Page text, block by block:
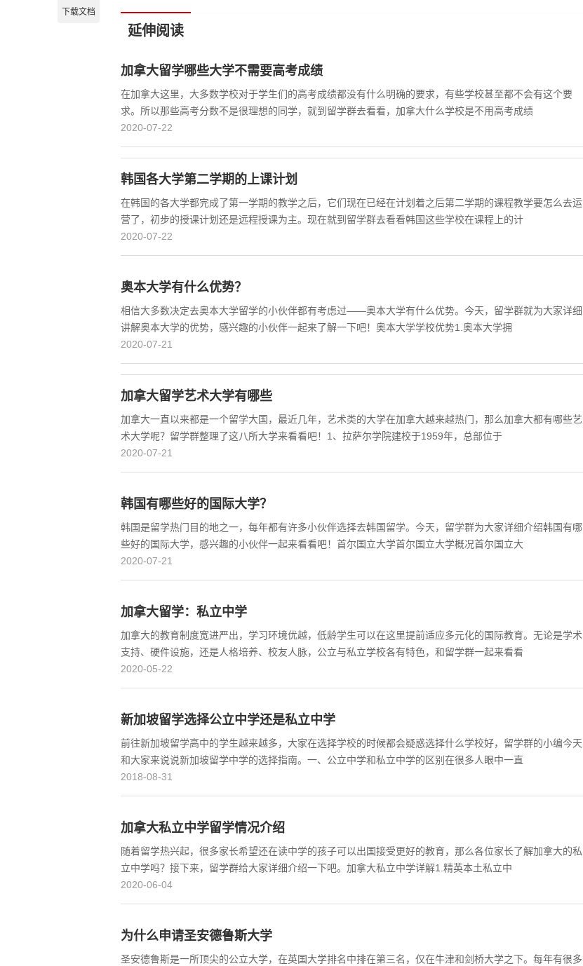
延伸阅读
加拿大留学哪些大学不需要高考成绩
在加拿大这里，大多数学校对于学生们的高考成绩都没有什么明确的要求，有些学校甚至都不会有这个要
求。所以那些高考分数不是很理想的同学，就到留学群去看看，加拿大什么学校是不用高考成绩
2020-07-22
韩国各大学第二学期的上课计划
在韩国的各大学都完成了第一学期的教学之后，它们现在已经在计划着之后第二学期的课程教学要怎么去运
营了，初步的授课计划还是远程授课为主。现在就到留学群去看看韩国这些学校在课程上的计
2020-07-22
奥本大学有什么优势？
相信大多数决定去奥本大学留学的小伙伴都有考虑过——奥本大学有什么优势。今天，留学群就为大家详细
讲解奥本大学的优势，感兴趣的小伙伴一起来了解一下吧！奥本大学学校优势1.奥本大学拥
2020-07-21
加拿大留学艺术大学有哪些
加拿大一直以来都是一个留学大国，最近几年，艺术类的大学在加拿大越来越热门，那么加拿大都有哪些艺
术大学呢？留学群整理了这八所大学来看看吧！1、拉萨尔学院建校于1959年，总部位于
2020-07-21
韩国有哪些好的国际大学？
韩国是留学热门目的地之一，每年都有许多小伙伴选择去韩国留学。今天，留学群为大家详细介绍韩国有哪
些好的国际大学，感兴趣的小伙伴一起来看看吧！首尔国立大学首尔国立大学概况首尔国立大
2020-07-21
加拿大留学：私立中学
加拿大的教育制度宽进严出，学习环境优越，低龄学生可以在这里提前适应多元化的国际教育。无论是学术
支持、硬件设施，还是人格培养、校友人脉，公立与私立学校各有特色，和留学群一起来看看
2020-05-22
新加坡留学选择公立中学还是私立中学
前往新加坡留学高中的学生越来越多，大家在选择学校的时候都会疑惑选择什么学校好，留学群的小编今天
和大家来说说新加坡留学中学的选择指南。一、公立中学和私立中学的区别在很多人眼中一直
2018-08-31
加拿大私立中学留学情况介绍
随着留学热兴起，很多家长希望还在读中学的孩子可以出国接受更好的教育，那么各位家长了解加拿大的私
立中学吗？接下来，留学群给大家详细介绍一下吧。加拿大私立中学详解1.精英本土私立中
2020-06-04
为什么申请圣安德鲁斯大学
圣安德鲁斯是一所顶尖的公立大学，在英国大学排名中排在第三名，仅在牛津和剑桥大学之下。每年有很多
下载文档